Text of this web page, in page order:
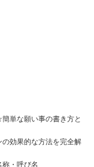
単な願い事の書き方と
の効果的な方法を完全解
・呼び名